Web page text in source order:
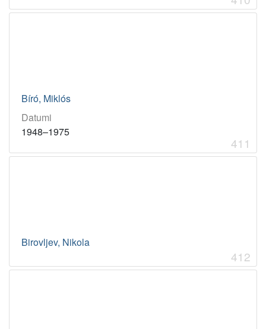
Bíró, Miklós
Datumi
1948–1975
411
Birovljev, Nikola
412